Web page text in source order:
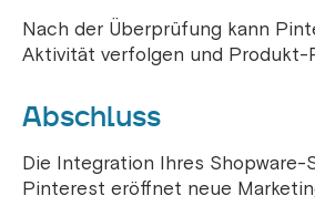
Nach der Überprüfung kann
Aktivität verfolgen und Produkt-
Abschluss
Die Integration Ihres Shopware-
Pinterest eröffnet neue